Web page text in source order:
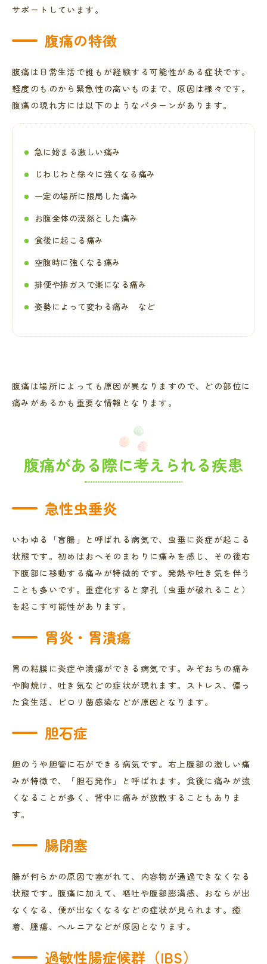
サポートしています。
腹痛の特徴
腹痛は日常生活で誰もが経験する可能性がある症状です。
軽度のものから緊急性の高いものまで、原因は様々です。
腹痛の現れ方には以下のようなパターンがあります。
急に始まる激しい痛み
じわじわと徐々に強くなる痛み
一定の場所に限局した痛み
お腹全体の漠然とした痛み
食後に起こる痛み
空腹時に強くなる痛み
排便や排ガスで楽になる痛み
姿勢によって変わる痛み など
腹痛は場所によっても原因が異なりますので、どの部位に
痛みがあるかも重要な情報となります。
腹痛がある際に考えられる疾患
急性虫垂炎
いわゆる「盲腸」と呼ばれる病気で、虫垂に炎症が起こる
状態です。初めはおへそのまわりに痛みを感じ、その後右
下腹部に移動する痛みが特徴的です。発熱や吐き気を伴う
ことも多いです。重症化すると穿孔（虫垂が破れること）
を起こす可能性があります。
胃炎・胃潰瘍
胃の粘膜に炎症や潰瘍ができる病気です。みぞおちの痛み
や胸焼け、吐き気などの症状が現れます。ストレス、偏っ
た食生活、ピロリ菌感染などが原因となります。
胆石症
胆のうや胆管に石ができる病気です。右上腹部の激しい痛
みが特徴で、「胆石発作」と呼ばれます。食後に痛みが強
くなることが多く、背中に痛みが放散することもありま
す。
腸閉塞
腸が何らかの原因で塞がれて、内容物が通過できなくなる
状態です。腹痛に加えて、嘔吐や腹部膨満感、おならが出
なくなる、便が出なくなるなどの症状が見られます。癒
着、腫瘍、ヘルニアなどが原因となります。
過敏性腸症候群（IBS）